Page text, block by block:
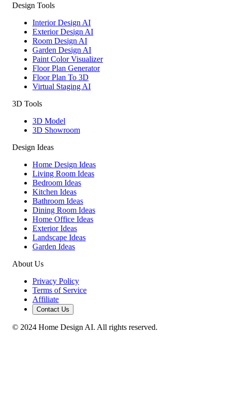
Design Tools
Interior Design AI
Exterior Design AI
Room Design AI
Garden Design AI
Paint Color Visualizer
Floor Plan Generator
Floor Plan To 3D
Virtual Staging AI
3D Tools
3D Model
3D Showroom
Design Ideas
Home Design Ideas
Living Room Ideas
Bedroom Ideas
Kitchen Ideas
Bathroom Ideas
Dining Room Ideas
Home Office Ideas
Exterior Ideas
Landscape Ideas
Garden Ideas
About Us
Privacy Policy
Terms of Service
Affiliate
Contact Us
© 2024 Home Design AI. All rights reserved.